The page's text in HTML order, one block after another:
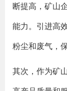
断提高，矿山
能力。引进高
粉尘和废气，
其次，作为矿